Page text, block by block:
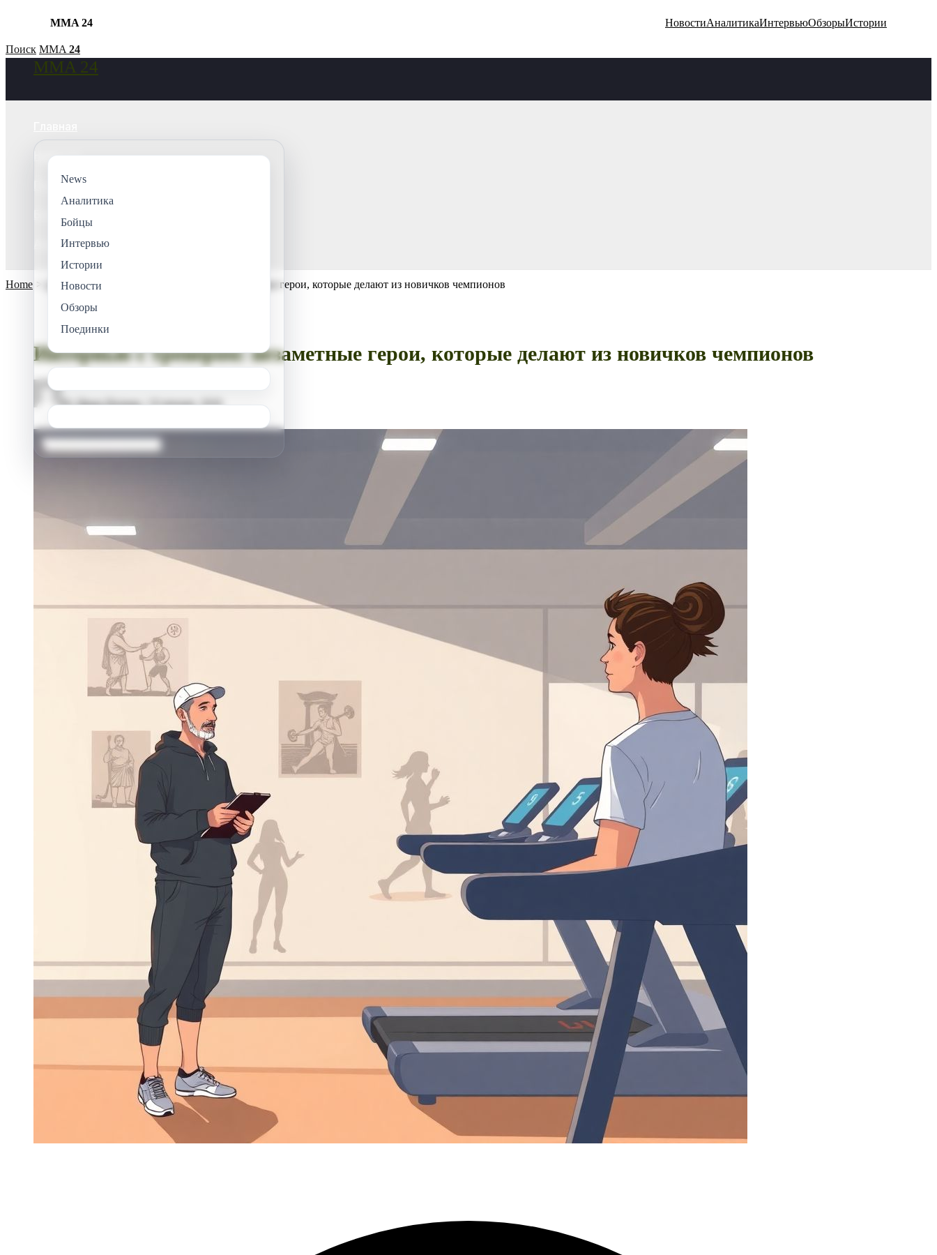
MMA 24 НовостиАналитикаИнтервьюОбзорыИстории
Skip
Поиск MMA 24
MMA 24
Новости
Поединки
Аналитика
Home Аналитика Интервью с тренером: незаметные герои, которые делают из новичков чемпионов
Интервью с тренером: незаметные герои, которые делают из новичков чемпионов
ByИван Петров/10 января, 2026
News
Аналитика
Бойцы
Интервью
Истории
Новости
Обзоры
Поединки